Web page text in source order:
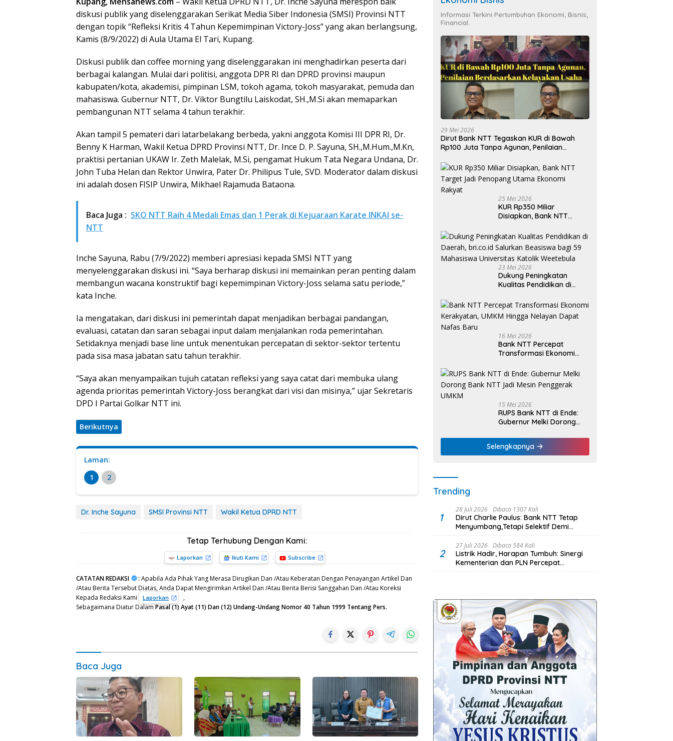
diskusi publik yang diselenggarakan Serikat Media Siber Indonesia (SMSI) Provinsi NTT
dengan topik “Refleksi Kritis 4 Tahun Kepemimpinan Victory-Joss” yang akan berlangsung,
Kamis (8/9/2022) di Aula Utama El Tari, Kupang.
Diskusi publik dan coffee morning yang diselenggarakan ini menghadirkan peserta dari
berbagai kalangan. Mulai dari politisi, anggota DPR RI dan DPRD provinsi maupun
kabupaten/kota, akademisi, pimpinan LSM, tokoh agama, tokoh masyarakat, pemuda dan
mahasiswa. Gubernur NTT, Dr. Viktor Bungtilu Laiskodat, SH.,M.Si akan memaparkan
pembangunan NTT selama 4 tahun terakhir.
Akan tampil 5 pemateri dari latarbelakang berbeda, yakni anggota Komisi III DPR RI, Dr.
Benny K Harman, Wakil Ketua DPRD Provinsi NTT, Dr. Ince D. P. Sayuna, SH.,M.Hum.,M.Kn,
praktisi pertanian UKAW Ir. Zeth Malelak, M.Si, pengamat Hukum Tata Negara Undana, Dr.
John Tuba Helan dan Rektor Unwira, Pater Dr. Philipus Tule, SVD. Moderator dalam diskusi
ini adalah dosen FISIP Unwira, Mikhael Rajamuda Bataona.
Baca Juga : SKO NTT Raih 4 Medali Emas dan 1 Perak di Kejuaraan Karate INKAI se-
NTT
Inche Sayuna, Rabu (7/9/2022) memberi apresiasi kepada SMSI NTT yang
menyelenggarakan diskusi ini. “Saya berharap diskusi ini memainkan peran penting dalam
membangun wacana konstruktif bagi kepemimpinan Victory-Joss selama satu periode,”
kata Inche.
Ia mengatakan, dari diskusi ini pemerintah dapat menjadikan berbagai pandangan,
evaluasi, catatan dan saran sebagai input dalam menjalankan roda pemerintahan.
Setidaknya menjadi base line untuk menentukan percepatan di sektor-sektor tertentu
pada sisa masa jabatan satu tahun terakhir.
“Saya akan menyampaikan tujuh catatan refleksi yang saya catat dari membuka ulang
agenda prioritas pemerintah Victory-Joss berangkat dari visi dan misinya,” ujar Sekretaris
DPD I Partai Golkar NTT ini.
Berikutnya
Laman:
1
2
Dr. Inche Sayuna SMSI Provinsi NTT Wakil Ketua DPRD NTT
Tetap Terhubung Dengan Kami:
Laporkan Ikuti Kami Subscribe
CATATAN REDAKSI : Apabila Ada Pihak Yang Merasa Dirugikan Dan /Atau Keberatan Dengan Penayangan Artikel Dan
/Atau Berita Tersebut Diatas, Anda Dapat Mengirimkan Artikel Dan /Atau Berita Berisi Sanggahan Dan /Atau Koreksi
Kepada Redaksi Kami
Laporkan
,
Sebagaimana Diatur DalamPasal (1) Ayat (11) Dan (12) Undang-Undang Nomor 40 Tahun 1999 Tentang Pers.
Baca Juga
Informasi Terkini Pertumbuhan Ekonomi, Bisnis,
Financial.
29 Mei 2026
Dirut Bank NTT Tegaskan KUR di Bawah
Rp100 Juta Tanpa Agunan, Penilaian
25 Mei 2026
KUR Rp350 Miliar
Disiapkan, Bank NTT
Utama Ekonomi Rakyat
23 Mei 2026
Dukung Peningkatan
Kualitas Pendidikan di
Beasiswa bagi 59
Mahasiswa Universitas
Katolik Weetebula
16 Mei 2026
Bank NTT Percepat
Transformasi Ekonomi
Nelayan Dapat Nafas
Baru
15 Mei 2026
RUPS Bank NTT di Ende:
Gubernur Melki Dorong
Penggerak UMKM
Selengkapnya
Trending
1
28 Juli 2026 Dibaca 1307 Kali
Dirut Charlie Paulus: Bank NTT Tetap
Menyumbang,Tetapi Selektif Demi
Kepentingan Masyarakat
2
27 Juli 2026 Dibaca 584 Kali
Listrik Hadir, Harapan Tumbuh: Sinergi
Kementerian dan PLN Percepat
Pembangunan Infrastruktur Desa